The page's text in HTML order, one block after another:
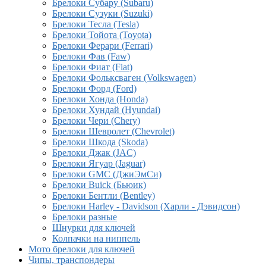
Брелоки Субару (Subaru)
Брелоки Сузуки (Suzuki)
Брелоки Тесла (Tesla)
Брелоки Тойота (Toyota)
Брелоки Ферари (Ferrari)
Брелоки Фав (Faw)
Брелоки Фиат (Fiat)
Брелоки Фольксваген (Volkswagen)
Брелоки Форд (Ford)
Брелоки Хонда (Honda)
Брелоки Хундай (Hyundai)
Брелоки Чери (Chery)
Брелоки Шевролет (Chevrolet)
Брелоки Шкода (Skoda)
Брелоки Джак (JAC)
Брелоки Ягуар (Jaguar)
Брелоки GMC (ДжиЭмСи)
Брелоки Buick (Бьюик)
Брелоки Бентли (Bentley)
Брелоки Harley - Davidson (Харли - Дэвидсон)
Брелоки разные
Шнурки для ключей
Колпачки на ниппель
Мото брелоки для ключей
Чипы, транспондеры